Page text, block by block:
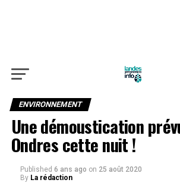
ENVIRONNEMENT
Une démoustication
Ondres cette nuit !
Published 6 ans ago on 25 août 2020
By La rédaction